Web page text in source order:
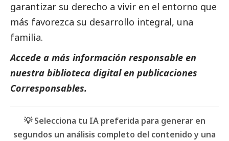
garantizar su derecho a vivir en el entorno que
más favorezca su desarrollo integral, una
familia.
Accede a más información responsable en
nuestra biblioteca digital en publicaciones
Corresponsables.
💡 Selecciona tu IA preferida para generar en
segundos un análisis completo del contenido y una